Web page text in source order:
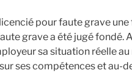
pour faute grave
grave a été jugé fondé.
sa situation réelle
ses compétences et au-